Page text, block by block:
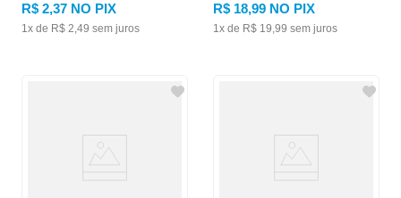
R$ 2,37 NO PIX
1x de R$ 2,49 sem juros
R$ 18,99 NO PIX
1x de R$ 19,99 sem juros